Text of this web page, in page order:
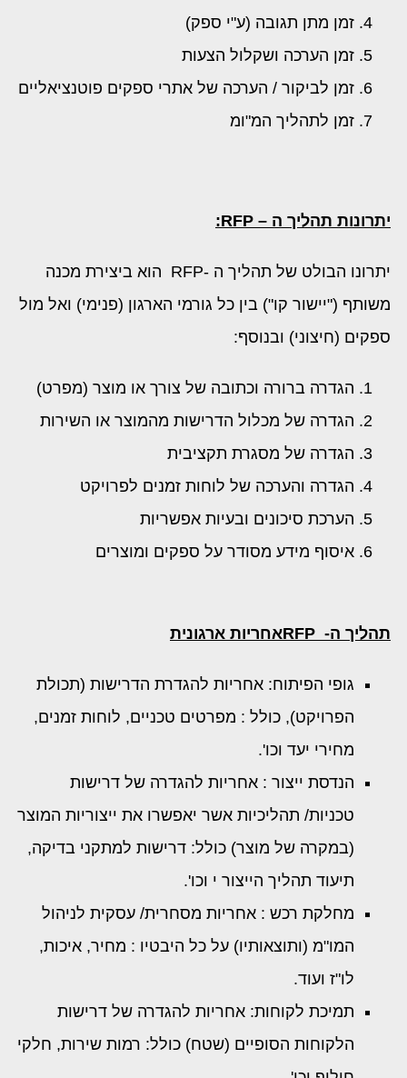
זמן מתן תגובה (ע"י ספק)
זמן הערכה ושקלול הצעות
זמן לביקור / הערכה של אתרי ספקים פוטנציאליים
זמן לתהליך המ"ומ
יתרונות תהליך ה – RFP
:
יתרונו הבולט של תהליך ה -RFP הוא ביצירת מכנה
משותף ("יישור קו") בין כל גורמי הארגון (פנימי) ואל מול
ספקים (חיצוני) ובנוסף:
הגדרה ברורה וכתובה של צורך או מוצר (מפרט)
הגדרה של מכלול הדרישות מהמוצר או השירות
הגדרה של מסגרת תקציבית
הגדרה והערכה של לוחות זמנים לפרויקט
הערכת סיכונים ובעיות אפשריות
איסוף מידע מסודר על ספקים ומוצרים
תהליך ה- אחריות ארגונית
גופי הפיתוח: אחריות להגדרת הדרישות (תכולת
הפרויקט), כולל : מפרטים טכניים, לוחות זמנים,
מחירי יעד וכו'.
הנדסת ייצור : אחריות להגדרה של דרישות
טכניות/ תהליכיות אשר יאפשרו את ייצוריות המוצר
(במקרה של מוצר) כולל: דרישות למתקני בדיקה,
תיעוד תהליך הייצור י וכו'.
מחלקת רכש : אחריות מסחרית/ עסקית לניהול
המו"מ (ותוצאותיו) על כל היבטיו : מחיר, איכות,
לו"ז ועוד.
תמיכת לקוחות: אחריות להגדרה של דרישות
הלקוחות הסופיים (שטח) כולל: רמות שירות, חלקי